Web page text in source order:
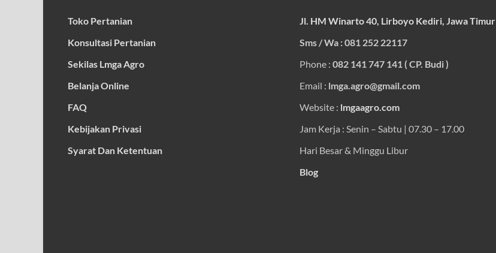
Toko Pertanian
Konsultasi Pertanian
Sekilas Lmga Agro
Belanja Online
FAQ
Kebijakan Privasi
Syarat Dan Ketentuan
Jl. HM Winarto 40, Lirboyo Kediri, Jawa Timur
Sms / Wa : 081 252 22117
Phone : 082 141 747 141 ( CP. Budi )
Email : lmga.agro@gmail.com
Website : lmgaagro.com
Jam Kerja : Senin – Sabtu | 07.30 – 17.00
Hari Besar & Minggu Libur
Blog